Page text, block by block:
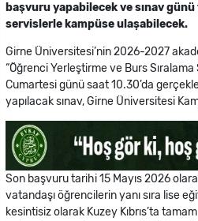
başvuru yapabilecek ve sınav
servislerle kampüse ulaşabilecek.
Girne Üniversitesi’nin 2026-2027
“Öğrenci Yerleştirme ve Burs Sıralama
Cumartesi günü saat 10.30’da
yapılacak sınav, Girne Üniversitesi
Son başvuru tarihi 15 Mayıs 2026
vatandaşı öğrencilerin yanı sıra lise
kesintisiz olarak Kuzey Kıbrıs’ta